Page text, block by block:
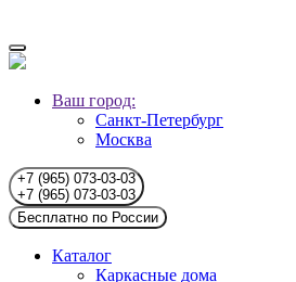
Ваш город:
Санкт-Петербург
Москва
+7 (965) 073-03-03
+7 (965) 073-03-03
Бесплатно по России
Каталог
Каркасные дома